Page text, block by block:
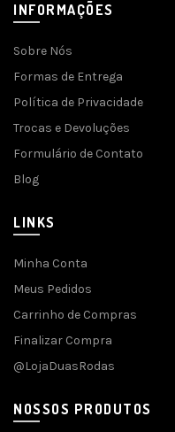
INFORMAÇÕES
Sobre Nós
Formas de Entrega
Política de Privacidade
Trocas e Devoluções
Formulário de Contato
Blog
LINKS
Minha Conta
Meus Pedidos
Carrinho de Compras
Finalizar Compra
@LojaDuasRodas
NOSSOS PRODUTOS